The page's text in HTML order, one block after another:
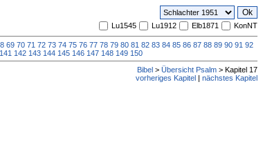
Lu1545 Lu1912 Elb1871 KonNT
69 70 71 72 73 74 75 76 77 78 79 80 81 82 83 84 85 86 87 88 89 90 91 92
141 142 143 144 145 146 147 148 149 150
Bibel > Übersicht Psalm > Kapitel 17
vorheriges Kapitel | nächstes Kapitel